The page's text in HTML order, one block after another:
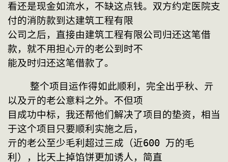
看还是现金如流水，不缺这点钱。双方约定医院支
付的消防款到达建筑工程有限
公司之后，直接由建筑工程有限公司归还这笔借
款，就不用担心亓的老公到时不
能及时归还这笔借款了。
以及亓的老公意料之外。不但项
目成功中标，我还帮他们解决了项目的垫资，相当
于这个项目只要顺利实施之后，
亓的老公至少毛利超过三成（近600 万的毛
利），比天上掉馅饼更加诱人，简直